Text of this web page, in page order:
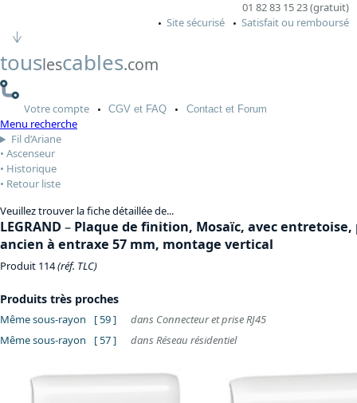
01 82 83 15 23 (gratuit)
Site sécurisé
Satisfait ou remboursé
touslescables.com
Votrecompte CGV et FAQ Contactet Forum
Menu recherche
Fil d’Ariane
Ascenseur
Historique
Retour liste
Veuillez trouver la fiche détaillée de...
LEGRAND – Plaque de finition, Mosaïc, avec
ancien à entraxe 57 mm, montage vertical
Produit 114(réf. TLC)
Produits très proches
Même sous-rayon [ 59 ]
dans Connecteur et prise RJ45
Même sous-rayon
[ 57 ] dans Réseau résidentiel